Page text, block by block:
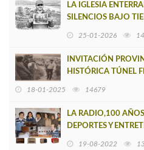
LA IGLESIA
SILENCIOS BAJO
25-01-2026
INVITACIÓN
HISTÓRICA TÚNEL
18-01-2025 14679
LA RADIO,100
DEPORTES Y
19-08-2022